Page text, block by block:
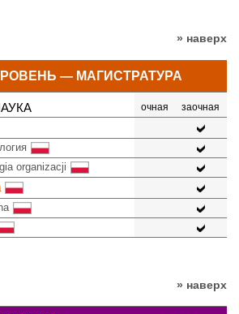
» наверх
— МАГИСТРАТУРА
очная заочная
organizacji
» наверх